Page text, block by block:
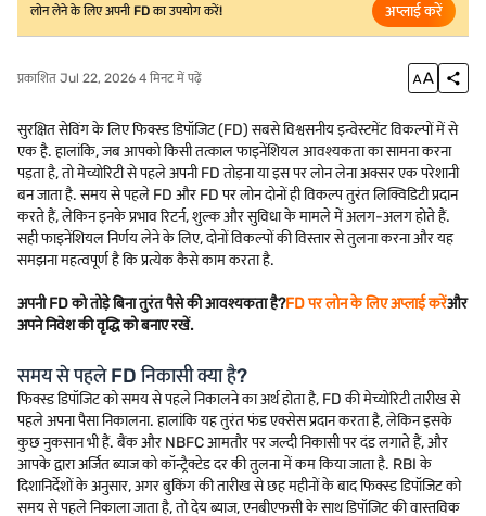
लोन लेने के लिए अपनी FD का उपयोग करें! अप्लाई करें
प्रकाशित Jul 22, 2026 4 मिनट में पढ़ें
सुरक्षित सेविंग के लिए फिक्स्ड डिपॉजिट (FD) सबसे विश्वसनीय इन्वेस्टमेंट विकल्पों में से
एक है. हालांकि, जब आपको किसी तत्काल फाइनेंशियल आवश्यकता का सामना करना
पड़ता है, तो मेच्योरिटी से पहले अपनी FD तोड़ना या इस पर लोन लेना अक्सर एक परेशानी
बन जाता है. समय से पहले FD और FD पर लोन दोनों ही विकल्प तुरंत लिक्विडिटी प्रदान
करते हैं, लेकिन इनके प्रभाव रिटर्न, शुल्क और सुविधा के मामले में अलग-अलग होते हैं.
सही फाइनेंशियल निर्णय लेने के लिए, दोनों विकल्पों की विस्तार से तुलना करना और यह
समझना महत्वपूर्ण है कि प्रत्येक कैसे काम करता है.
अपनी FD को तोड़े बिना तुरंत पैसे की आवश्यकता है?FD पर लोन के लिए अप्लाई करेंऔर
अपने निवेश की वृद्धि को बनाए रखें.
समय से पहले FD निकासी क्या है?
फिक्स्ड डिपॉजिट को समय से पहले निकालने का अर्थ होता है, FD की मेच्योरिटी तारीख से
पहले अपना पैसा निकालना. हालांकि यह तुरंत फंड एक्सेस प्रदान करता है, लेकिन इसके
कुछ नुकसान भी हैं. बैंक और NBFC आमतौर पर जल्दी निकासी पर दंड लगाते हैं, और
आपके द्वारा अर्जित ब्याज को कॉन्ट्रैक्टेड दर की तुलना में कम किया जाता है. RBI के
दिशानिर्देशों के अनुसार, अगर बुकिंग की तारीख से छह महीनों के बाद फिक्स्ड डिपॉजिट को
समय से पहले निकाला जाता है, तो देय ब्याज, एनबीएफसी के साथ डिपॉजिट की वास्तविक